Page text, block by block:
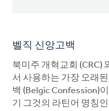
벨직 신앙고백
북미주 개혁교회 (CRC)
서 사용하는 가장 오래
백 (Belgic Confession)
기 그것의 라틴어 명칭인